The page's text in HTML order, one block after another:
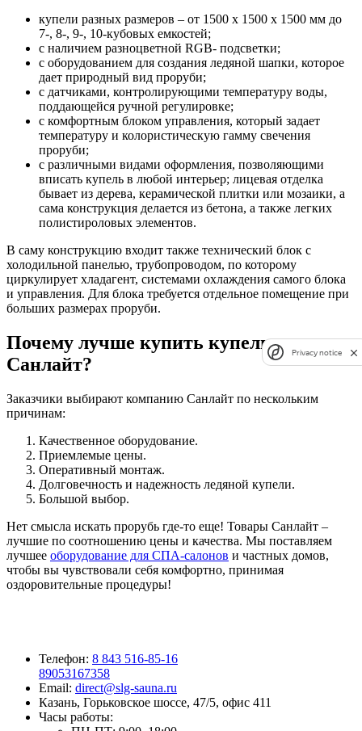
купели разных размеров – от 1500 х 1500 х 1500 мм до
7-, 8-, 9-, 10-кубовых емкостей;
с наличием разноцветной RGB- подсветки;
с оборудованием для создания ледяной шапки, которое
дает природный вид проруби;
с датчиками, контролирующими температуру воды,
поддающейся ручной регулировке;
с комфортным блоком управления, который задает
температуру и колористическую гамму свечения
проруби;
с различными видами оформления, позволяющими
вписать купель в любой интерьер; лицевая отделка
бывает из дерева, керамической плитки или мозаики, а
сама конструкция делается из бетона, а также легких
полистироловых элементов.
В саму конструкцию входит также технический блок с
холодильной панелью, трубопроводом, по которому
циркулирует хладагент, системами охлаждения самого блока
и управления. Для блока требуется отдельное помещение при
больших размерах проруби.
Почему лучше купить купель в
Санлайт?
Заказчики выбирают компанию Санлайт по нескольким
причинам:
Качественное оборудование.
Приемлемые цены.
Оперативный монтаж.
Долговечность и надежность ледяной купели.
Большой выбор.
Нет смысла искать прорубь где-то еще! Товары Санлайт –
лучшие по соотношению цены и качества. Мы поставляем
лучшее оборудование для СПА-салонов и частных домов,
чтобы вы чувствовали себя комфортно, принимая
оздоровительные процедуры!
Телефон: 8 843 516-85-16
89053167358
Email: direct@slg-sauna.ru
Казань, Горьковское шоссе, 47/5, офис 411
Часы работы:
Privacy notice